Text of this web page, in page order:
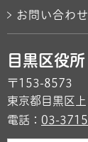
お問い合わせ
目黒区役所
〒153-8573
東京都目黒区
電話： 03-